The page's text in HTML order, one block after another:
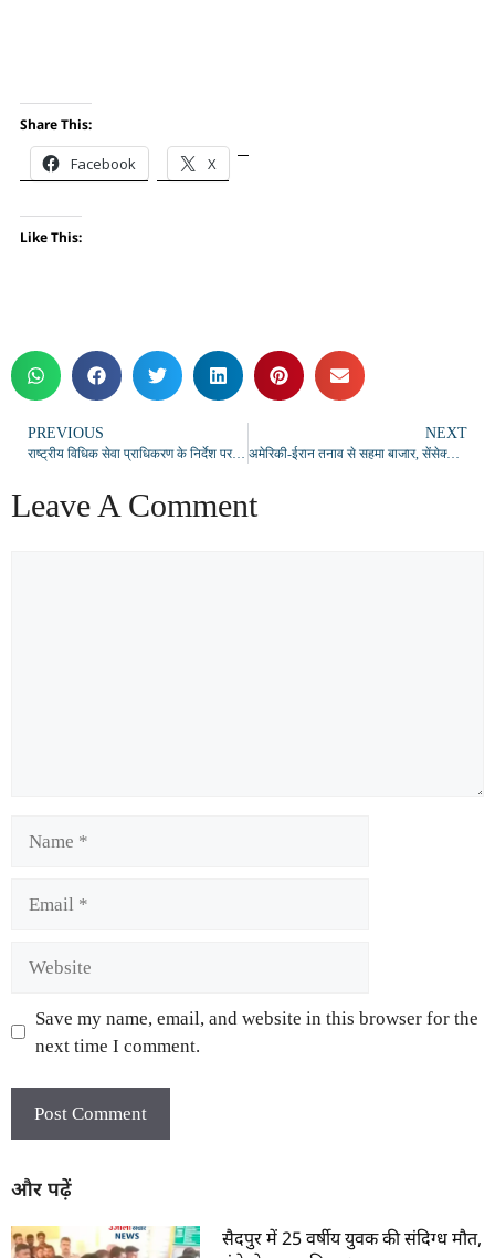
Share This:
Facebook X
Like This:
PREVIOUS
राष्ट्रीय विधिक सेवा प्राधिकरण के निर्देश पर बलिया में राष्ट्रीय लोक अदालत का शुभारंभ
NEXT
अमेरिकी-ईरान तनाव से सहमा बाजार, सेंसेक्स 516 अंक टूटा; निवेशकों के 1.50 लाख करोड़ डूबे
Leave A Comment
Save my name, email, and website in this browser for the
next time I comment.
और पढ़ें
सैदपुर में 25 वर्षीय युवक की संदिग्ध मौत,